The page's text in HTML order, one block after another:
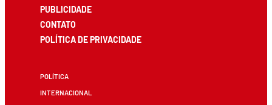
PUBLICIDADE
CONTATO
POLÍTICA DE PRIVACIDADE
POLÍTICA
INTERNACIONAL